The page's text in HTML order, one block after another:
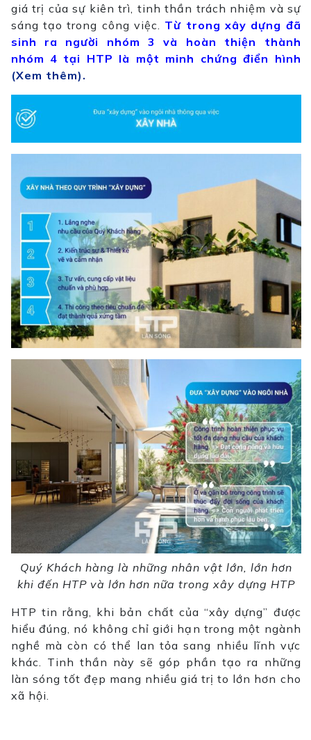
giá trị của sự kiên trì, tinh thần trách nhiệm và sự
sáng tạo trong công việc. Từ trong xây dựng đã
sinh ra người nhóm 3 và hoàn thiện thành
nhóm 4 tại HTP là một minh chứng điển hình
(Xem thêm).
Quý Khách hàng là những nhân vật lớn, lớn hơn
khi đến HTP và lớn hơn nữa trong xây dựng HTP
HTP tin rằng, khi bản chất của “xây dựng” được
hiểu đúng, nó không chỉ giới hạn trong một ngành
nghề mà còn có thể lan tỏa sang nhiều lĩnh vực
khác. Tinh thần này sẽ góp phần tạo ra những
làn sóng tốt đẹp mang nhiều giá trị to lớn hơn cho
xã hội.